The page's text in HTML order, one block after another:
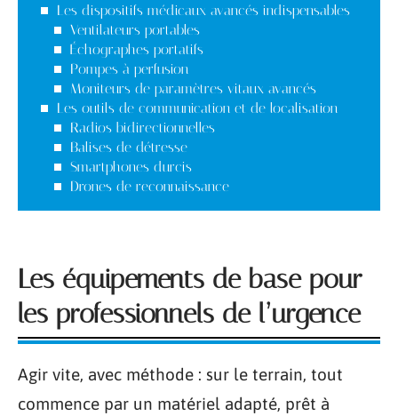
Les dispositifs médicaux avancés indispensables
Ventilateurs portables
Échographes portatifs
Pompes à perfusion
Moniteurs de paramètres vitaux avancés
Les outils de communication et de localisation
Radios bidirectionnelles
Balises de détresse
Smartphones durcis
Drones de reconnaissance
Les équipements de base pour
les professionnels de l’urgence
Agir vite, avec méthode : sur le terrain, tout
commence par un matériel adapté, prêt à